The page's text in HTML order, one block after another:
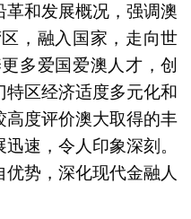
和发展概况，强调澳
，融入国家，走向世
多爱国爱澳人才，创
区经济适度多元化和
高度评价澳大取得的丰
速，令人印象深刻。
势，深化现代金融人